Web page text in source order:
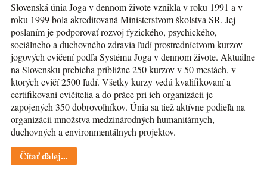
Slovenská únia Joga v dennom živote vznikla v roku 1991 a v
roku 1999 bola akreditovaná Ministerstvom školstva SR. Jej
poslaním je podporovať rozvoj fyzického, psychického,
sociálneho a duchovného zdravia ľudí prostredníctvom kurzov
jogových cvičení podľa Systému Joga v dennom živote. Aktuálne
na Slovensku prebieha približne 250 kurzov v 50 mestách, v
ktorých cvičí 2500 ľudí. Všetky kurzy vedú kvalifikovaní a
certifikovaní cvičitelia a do práce pri ich organizácii je
zapojených 350 dobrovoľníkov. Únia sa tiež aktívne podieľa na
organizácii množstva medzinárodných humanitárnych,
duchovných a environmentálnych projektov.
Čítať ďalej...